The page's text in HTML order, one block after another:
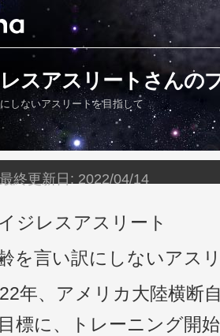
スアスリートさんの
しないアスリートを目指して
最終更新日: 2022/04/14
ジレスアスリート
を言い訳にしないアス
年、アメリカ大陸横断
標に、トレーニング開